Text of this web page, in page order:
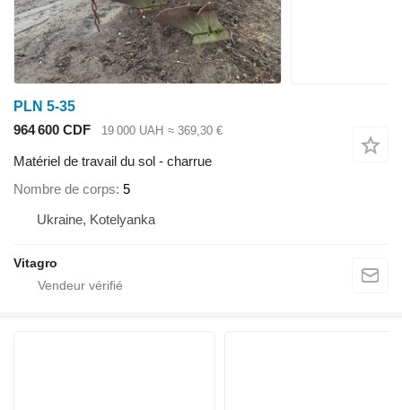
PLN 5-35
964 600 CDF
19 000 UAH ≈ 369,30 €
Matériel de travail du sol - charrue
Nombre de corps 5
Ukraine, Kotelyanka
Vitagro